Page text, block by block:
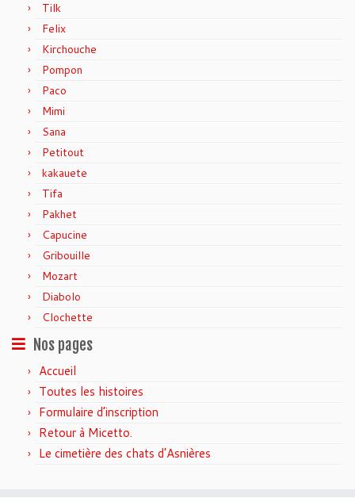
Tilk
Felix
Kirchouche
Pompon
Paco
Mimi
Sana
Petitout
kakauete
Tifa
Pakhet
Capucine
Gribouille
Mozart
Diabolo
Clochette
Nos pages
Accueil
Toutes les histoires
Formulaire d’inscription
Retour à Micetto.
Le cimetière des chats d’Asnières